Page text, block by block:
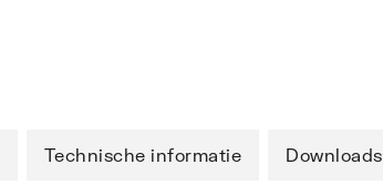
Technische informatie Downloads